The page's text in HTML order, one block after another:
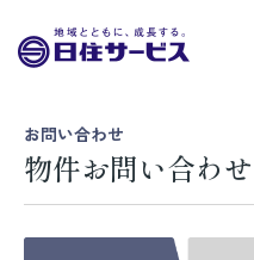
お問い合わせ
物件お問い合わせ